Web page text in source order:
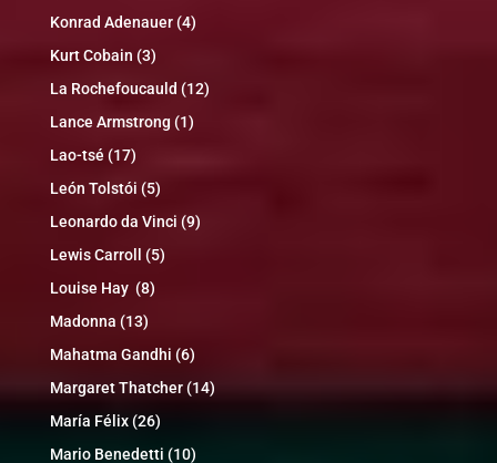
Konrad Adenauer(4)
Kurt Cobain (3)
La Rochefoucauld (12)
Lance Armstrong (1)
Lao-tsé (17)
León Tolstói (5)
Leonardo da Vinci (9)
Lewis Carroll
(5)
Louise Hay (8)
Madonna (13)
Mahatma Gandhi (6)
Margaret Thatcher(14)
María Félix(26)
Mario Benedetti (10)